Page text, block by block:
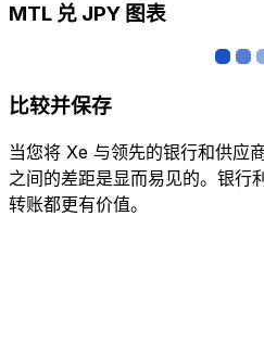
MTL 兑 JPY 图表
比较并保存
当您将 Xe 与领先的银行和供应
之间的差距是显而易见的。银行
转账都更有价值。